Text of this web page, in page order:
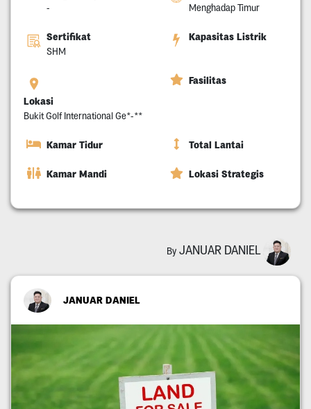
- Menghadap Timur
Sertifikat
SHM
Kapasitas Listrik
Lokasi
Bukit Golf International Ge*-**
Fasilitas
Kamar Tidur Total Lantai
Kamar Mandi Lokasi Strategis
By JANUAR DANIEL
JANUAR DANIEL